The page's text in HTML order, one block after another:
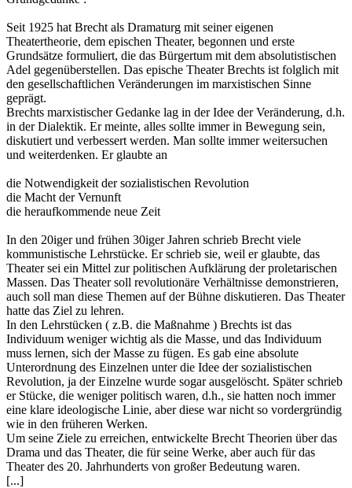
Seit 1925 hat Brecht als Dramaturg mit seiner eigenen
Theatertheorie, dem epischen Theater, begonnen und erste
Grundsätze formuliert, die das Bürgertum mit dem absolutistischen
Adel gegenüberstellen. Das epische Theater Brechts ist folglich mit
den gesellschaftlichen Veränderungen im marxistischen Sinne
geprägt.
Brechts marxistischer Gedanke lag in der Idee der Veränderung, d.h.
in der Dialektik. Er meinte, alles sollte immer in Bewegung sein,
diskutiert und verbessert werden. Man sollte immer weitersuchen
und weiterdenken. Er glaubte an
die Notwendigkeit der sozialistischen Revolution
die Macht der Vernunft
die heraufkommende neue Zeit
In den 20iger und frühen 30iger Jahren schrieb Brecht viele
kommunistische Lehrstücke. Er schrieb sie, weil er glaubte, das
Theater sei ein Mittel zur politischen Aufklärung der proletarischen
Massen. Das Theater soll revolutionäre Verhältnisse demonstrieren,
auch soll man diese Themen auf der Bühne diskutieren. Das Theater
hatte das Ziel zu lehren.
In den Lehrstücken ( z.B. die Maßnahme ) Brechts ist das
Individuum weniger wichtig als die Masse, und das Individuum
muss lernen, sich der Masse zu fügen. Es gab eine absolute
Unterordnung des Einzelnen unter die Idee der sozialistischen
Revolution, ja der Einzelne wurde sogar ausgelöscht. Später schrieb
er Stücke, die weniger politisch waren, d.h., sie hatten noch immer
eine klare ideologische Linie, aber diese war nicht so vordergründig
wie in den früheren Werken.
Um seine Ziele zu erreichen, entwickelte Brecht Theorien über das
Drama und das Theater, die für seine Werke, aber auch für das
Theater des 20. Jahrhunderts von großer Bedeutung waren.
[...]